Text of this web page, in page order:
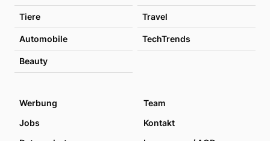
Tiere Travel
Automobile TechTrends
Beauty
Werbung
Team
Jobs
Kontakt